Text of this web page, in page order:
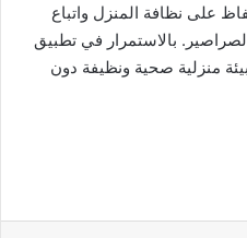
على نظافة المنزل واتباع
بالاستمرار في تطبيق
منزلية صحية ونظيفة دون